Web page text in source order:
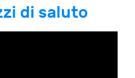
di saluto